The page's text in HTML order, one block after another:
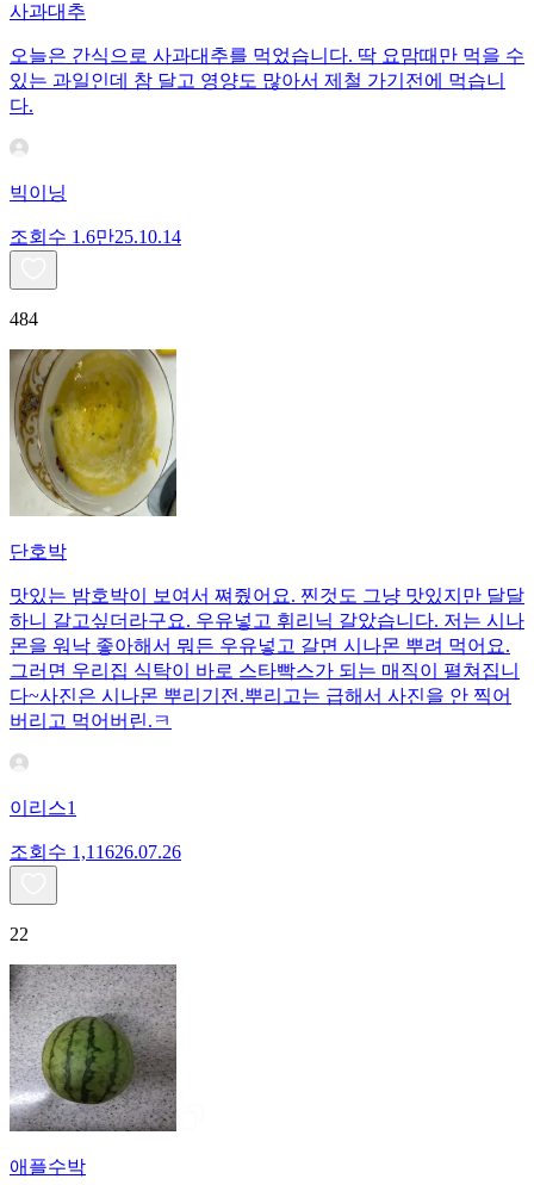
사과대추
오늘은 간식으로 사과대추를 먹었습니다. 딱 요맘때만 먹을 수
있는 과일인데 참 달고 영양도 많아서 제철 가기전에 먹습니
다.
빅이닝
조회수 1.6만25.10.14
484
단호박
맛있는 밤호박이 보여서 쪄줬어요. 찐것도 그냥 맛있지만 달달
하니 갈고싶더라구요. 우유넣고 휘리닉 갈았습니다. 저는 시나
몬을 워낙 좋아해서 뭐든 우유넣고 갈면 시나몬 뿌려 먹어요.
그러면 우리집 식탁이 바로 스타빡스가 되는 매직이 펼쳐집니
다~사진은 시나몬 뿌리기전.뿌리고는 급해서 사진을 안 찍어
버리고 먹어버린.ㅋ
이리스1
조회수 1,11626.07.26
22
애플수박